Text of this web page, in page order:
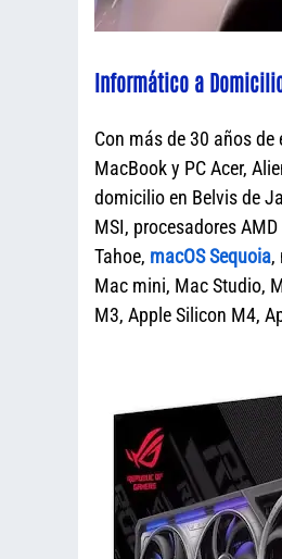
Informático a
Con más de 30 años
MacBook y PC Acer,
domicilio en Belvis de
MSI, procesadores
Tahoe, macOS Sequoia,
Mac mini, Mac Studio,
M3, Apple Silicon M4,